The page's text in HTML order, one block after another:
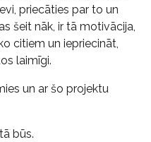
priecāties par to un
šeit nāk, ir tā motivācija,
citiem un iepriecināt,
laimīgi.
un ar šo projektu
būs.